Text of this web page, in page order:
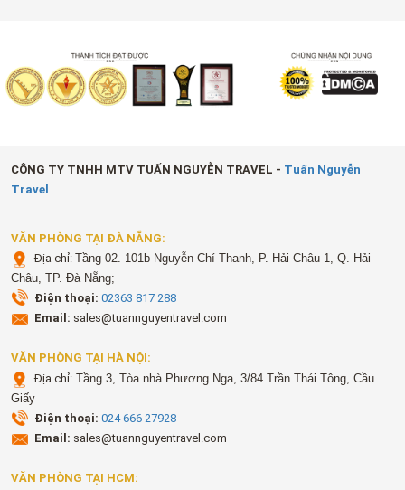
CÔNG TY TNHH MTV TUẤN NGUYỄN TRAVEL - Tuấn Nguyễn
Travel
VĂN PHÒNG TẠI ĐÀ NẴNG:
Địa chỉ:Tầng 02. 101b Nguyễn Chí Thanh, P. Hải Châu 1, Q. Hải
Châu, TP. Đà Nẵng;
Điện thoại: 02363 817 288
Email: sales@tuannguyentravel.com
VĂN PHÒNG TẠI HÀ NỘI:
Địa chỉ: Tầng 3, Tòa nhà Phương Nga, 3/84 Trần Thái Tông, Cầu
Giấy
Điện thoại: 024 666 27928
Email: sales@tuannguyentravel.com
VĂN PHÒNG TẠI HCM: